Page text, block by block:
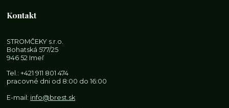
Kontakt
STROMČEKY s.r.o.
Bohatská 577/25
946 52 Imeľ
Tel.:+421 911 801 474
pracovné dni od 8:00 do 16:00
E-mail: info@brest.sk